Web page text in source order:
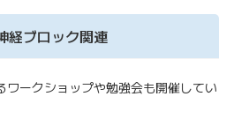
経ブロック関連
ワークショップや勉強会も開催してい